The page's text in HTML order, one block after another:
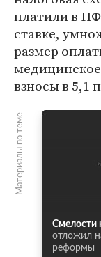
платили в
ставке,
размер
взносы в 5,1
Материалы по теме
Смелости
отложил
реформы